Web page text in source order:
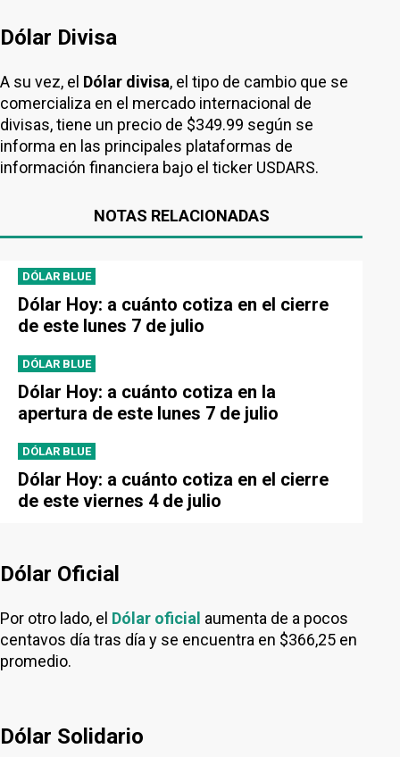
Dólar Divisa
A su vez, el Dólar divisa, el tipo de cambio que se
comercializa en el mercado internacional de
divisas, tiene un precio de $349.99 según se
informa en las principales plataformas de
información financiera bajo el ticker USDARS.
NOTAS RELACIONADAS
DÓLAR BLUE
Dólar Hoy: a cuánto cotiza en el cierre
de este lunes 7 de julio
DÓLAR BLUE
Dólar Hoy: a cuánto cotiza en la
apertura de este lunes 7 de julio
DÓLAR BLUE
Dólar Hoy: a cuánto cotiza en el cierre
de este viernes 4 de julio
Dólar Oficial
Por otro lado, el Dólar oficial aumenta de a pocos
centavos día tras día y se encuentra en $366,25 en
promedio.
Dólar Solidario